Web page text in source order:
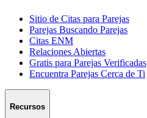
Sitio de Citas para Parejas
Parejas Buscando Parejas
Citas ENM
Relaciones Abiertas
Gratis para Parejas Verificadas
Encuentra Parejas Cerca de Ti
Recursos